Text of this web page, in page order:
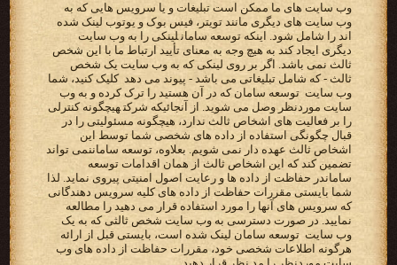
‫وب سایت های ما ممکن است تبلیغات و یا سرویس هایی که به
وب سایت های دیگری مانند تویتر، فیس بوک و یوتوب لینک‬ ‫شده
اند را شامل شود. اینکه ‪ توسعه سامان‬لینکی را به وب سایت
دیگری ایجاد کند به هیچ وجه به معنای تأیید ارتباط ما با این‬ ‫شخص
ثالث نمی باشد. اگر بر روی لینکی که به وب سایت یک شخص
ثالث - که شامل تبلیغاتی می باشد - پیوند می دهد ‬ کلیک ‫کنید، شما
وب سایت ‪ توسعه سامان ‬که در آن هستید را ترک کرده و به وب
سایت موردنظر وصل می شوید. از آنجائیکه‬ ‫‪ شرکت‬هیچگونه کنترلی
را بر فعالیت های اشخاص ثالث ندارد، هیچگونه مسئولیتی را در
قبال چگونگی استفاده از داده‬ ‫های شخصی شما توسط این
اشخاص ثالث عهده دار نمی شویم. بعلاوه، توسعه سامان‬نمی تواند
سامان‬در حفاظت از داده ها و رعایت اصول امنیتی پیروی نماید. لذا
شما بایستی مقررات حفاظت از‬ ‫داده های کلیه سرویس دهندگانی
که سرویس های آنها را مورد استفاده قرار می دهید را مطالعه
نمایید. در صورت دسترسی به‬ ‫وب سایت شخص ثالثی که به یک
وب سایت ‪ توسعه سامان ‬لینک شده است، بایستی قبل از ارائه
هرگونه اطلاعات شخصی خود،‬ ‫مقررات حفاظت از داده های وب